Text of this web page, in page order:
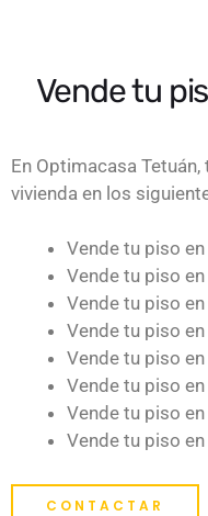
Vende tu
En Optimacasa
vivienda en los
Vende tu piso en
Vende tu piso en
Vende tu piso en
Vende tu piso en
Vende tu piso en
Vende tu piso en
Vende tu piso en
Vende tu piso en
CONTACTAR